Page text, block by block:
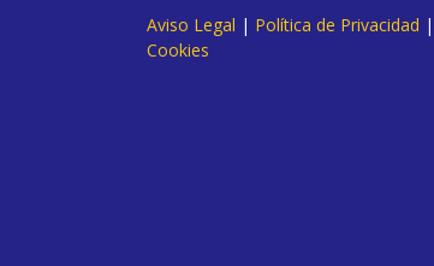
Aviso Legal | Política de Privacidad |
Cookies